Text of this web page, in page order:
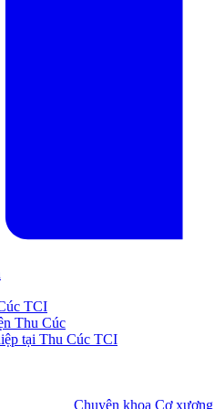
TCI
Thu Cúc
tại Thu Cúc TCI
Chuyên khoa Cơ